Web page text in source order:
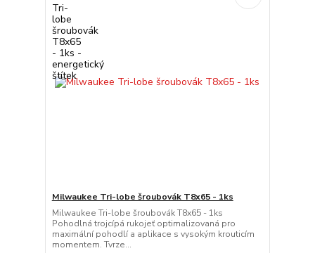
Milwaukee Tri-lobe šroubovák T8x65 - 1ks
Milwaukee Tri-lobe šroubovák T8x65 - 1ks
Pohodlná trojcípá rukojeť optimalizovaná pro
maximální pohodlí a aplikace s vysokým krouticím
momentem. Tvrze...